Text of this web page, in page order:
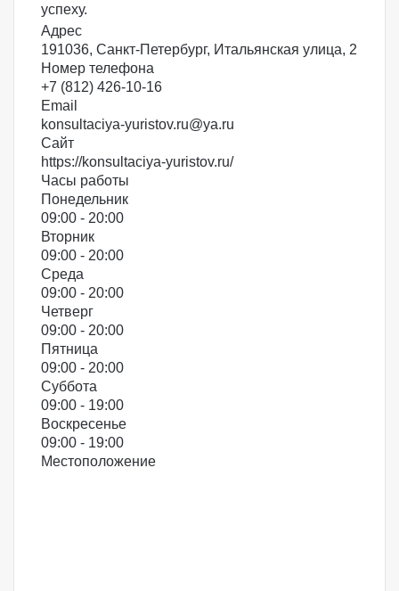
успеху.
Адрес
191036, Санкт-Петербург, Итальянская улица, 2
Номер телефона
+7 (812) 426-10-16
Email
konsultaciya-yuristov.ru@ya.ru
Сайт
https://konsultaciya-yuristov.ru/
Часы работы
Понедельник
09:00 - 20:00
Вторник
09:00 - 20:00
Среда
09:00 - 20:00
Четверг
09:00 - 20:00
Пятница
09:00 - 20:00
Суббота
09:00 - 19:00
Воскресенье
09:00 - 19:00
Местоположение